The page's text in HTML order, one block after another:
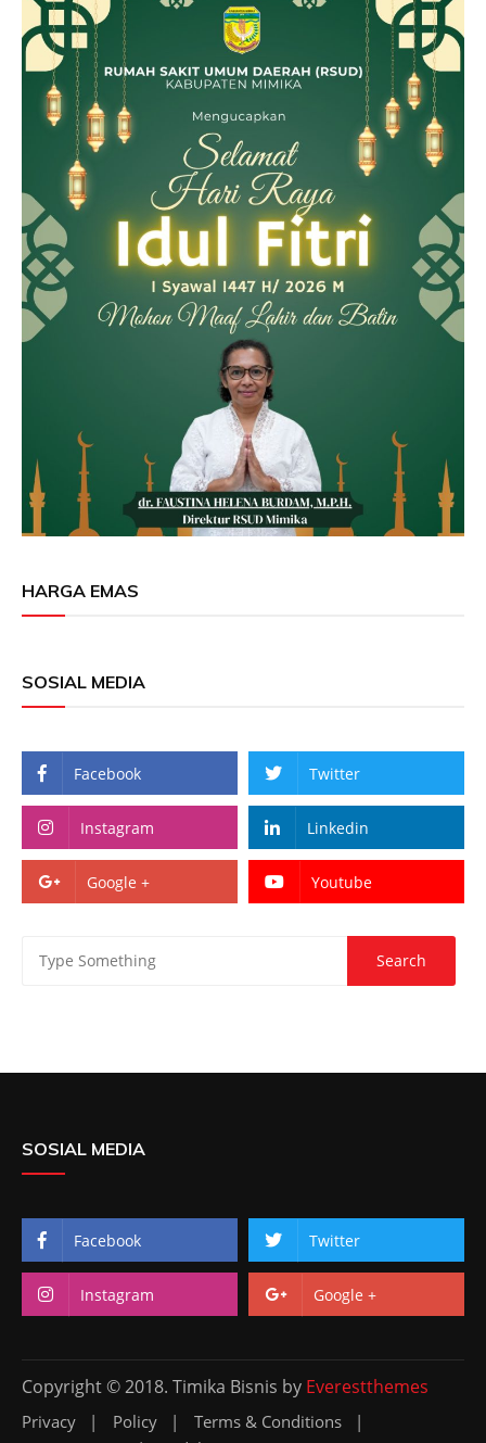
HARGA EMAS
SOSIAL MEDIA
Facebook Twitter
Instagram Linkedin
Google + Youtube
SOSIAL MEDIA
Facebook Twitter
Instagram Google +
Copyright © 2018. Timika Bisnis by Everestthemes
Privacy Policy
Terms & Conditions